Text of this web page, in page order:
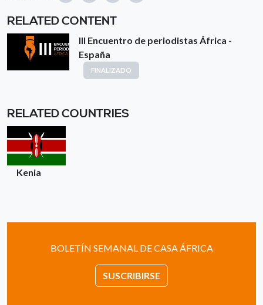
RELATED CONTENT
III Encuentro de periodistas África -
España
FINALIZADO
RELATED COUNTRIES
Kenia
BOLETÍN SEMANAL DE CASA ÁFRICA
SUSCRIBIRSE